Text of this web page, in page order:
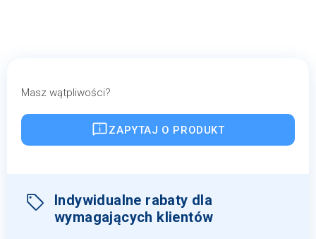
Masz wątpliwości?
ZAPYTAJ O PRODUKT
Indywidualne rabaty dla
wymagających klientów